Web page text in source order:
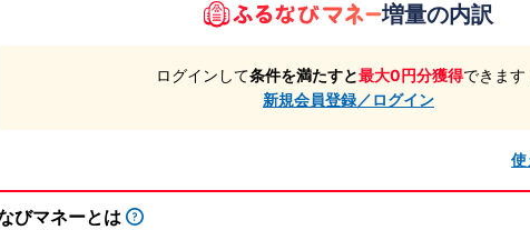
増量の内訳
ログインして条件を満たすと最大0円分獲得できます
新規会員登録／ログイン
使
びマネーとは